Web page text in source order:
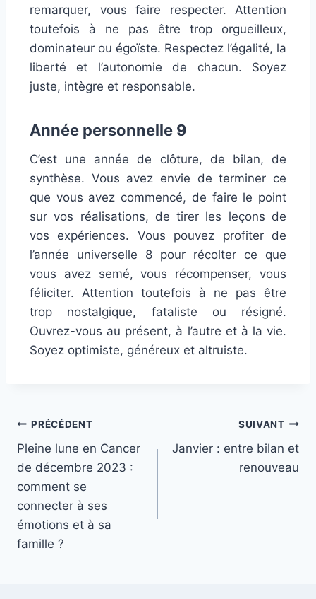
remarquer, vous faire respecter. Attention
toutefois à ne pas être trop orgueilleux,
dominateur ou égoïste. Respectez l’égalité, la
liberté et l’autonomie de chacun. Soyez
juste, intègre et responsable.
Année personnelle 9
C’est une année de clôture, de bilan, de
synthèse. Vous avez envie de terminer ce
que vous avez commencé, de faire le point
sur vos réalisations, de tirer les leçons de
vos expériences. Vous pouvez profiter de
l’année universelle 8 pour récolter ce que
vous avez semé, vous récompenser, vous
féliciter. Attention toutefois à ne pas être
trop nostalgique, fataliste ou résigné.
Ouvrez-vous au présent, à l’autre et à la vie.
Soyez optimiste, généreux et altruiste.
PRÉCÉDENT
Pleine lune en Cancer
de décembre 2023 :
comment se
connecter à ses
émotions et à sa
famille ?
SUIVANT
Janvier : entre bilan et
renouveau